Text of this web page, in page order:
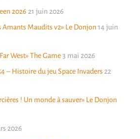
2026 21 juin 2026
Amants Maudits v2» Le Donjon 14 juin
West» The Game 3 mai 2026
– Histoire du jeu Space Invaders 22
! Un monde à sauver» Le Donjon
2026